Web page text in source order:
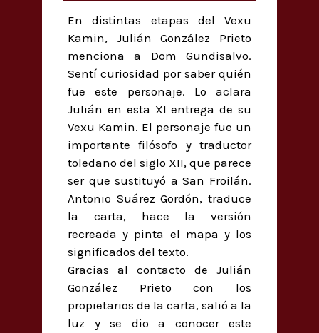
En distintas etapas del Vexu
Kamin, Julián González Prieto
menciona a Dom Gundisalvo.
Sentí curiosidad por saber quién
fue este personaje. Lo aclara
Julián en esta XI entrega de su
Vexu Kamin. El personaje fue un
importante filósofo y traductor
toledano del siglo XII, que parece
ser que sustituyó a San Froilán.
Antonio Suárez Gordón, traduce
la carta, hace la versión
recreada y pinta el mapa y los
significados del texto.
Gracias al contacto de Julián
González Prieto con los
propietarios de la carta, salió a la
luz y se dio a conocer este